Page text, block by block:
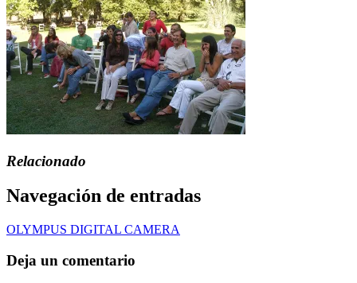
Relacionado
Navegación de entradas
OLYMPUS DIGITAL CAMERA
Deja un comentario